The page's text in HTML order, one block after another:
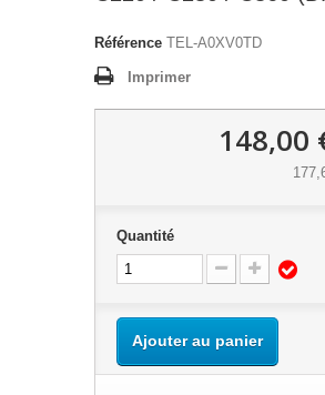
Référence TEL-A0XV0TD
Imprimer
148,00
Quantité
Ajouter au panier